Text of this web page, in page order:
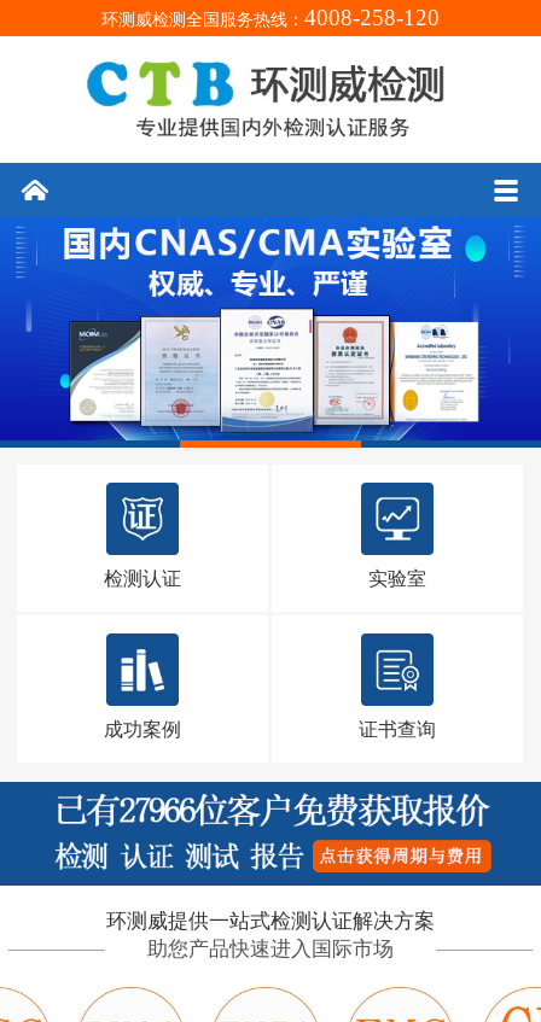
环测威检测全国服务热线： 4008-258-120
󰄫 󰀥
检测认证 实验室
成功案例 证书查询
环测威提供一站式检测认证解决方案
助您产品快速进入国际市场